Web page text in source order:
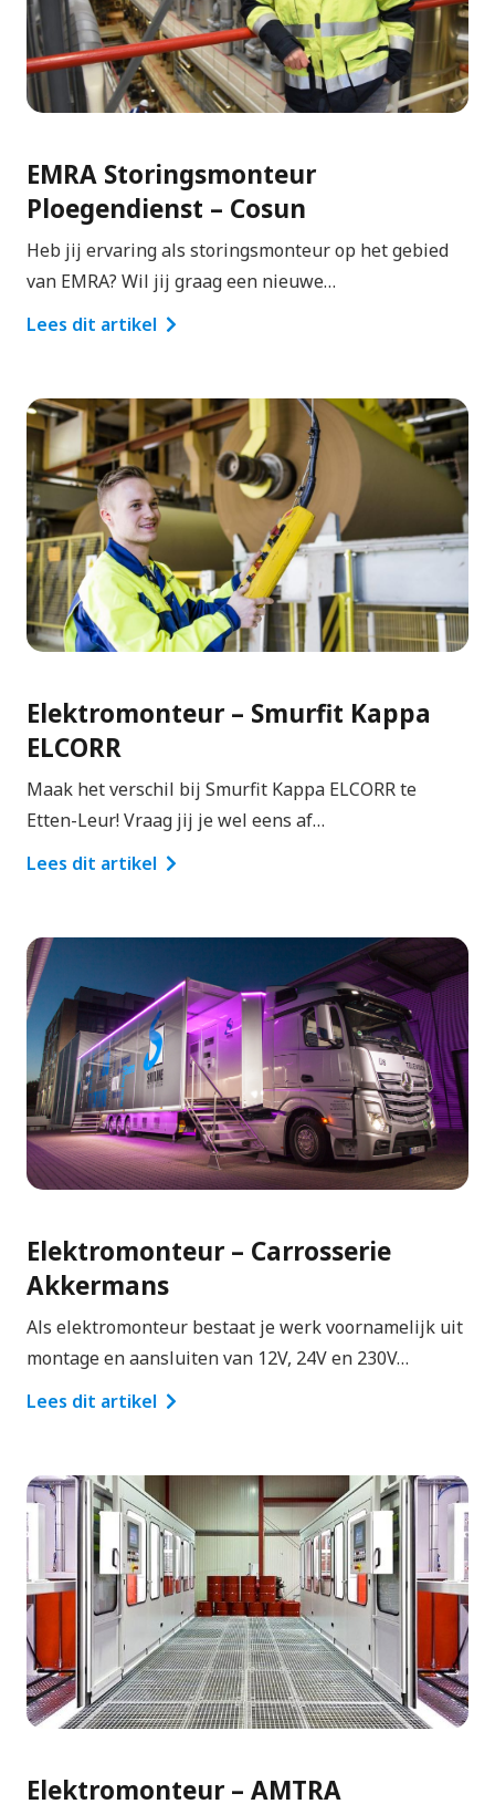
EMRA Storingsmonteur
Ploegendienst – Cosun
Heb jij ervaring als storingsmonteur op het gebied
van EMRA? Wil jij graag een nieuwe…
Lees dit artikel
Elektromonteur – Smurfit Kappa
ELCORR
Maak het verschil bij Smurfit Kappa ELCORR te
Etten-Leur! Vraag jij je wel eens af…
Lees dit artikel
Elektromonteur – Carrosserie
Akkermans
Als elektromonteur bestaat je werk voornamelijk uit
montage en aansluiten van 12V, 24V en 230V…
Lees dit artikel
Elektromonteur – AMTRA